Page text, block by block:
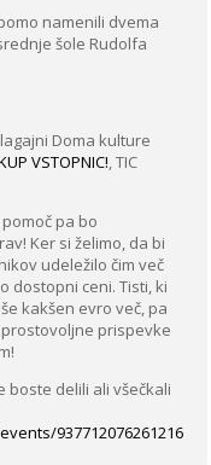
namenili dvema
šole Rudolfa
Doma kulture
VSTOPNIC!, TIC
pa bo
Ker si želimo, da bi
udeležilo čim več
dostopni ceni. Tisti, ki
kakšen evro več, pa
prispevke
boste delili ali všečkali
937712076261216